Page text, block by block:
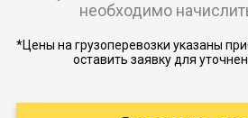
необходимо
*Цены на грузоперевозки указаны
оставить заявку для